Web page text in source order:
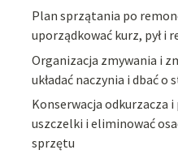
Plan sprzątania po
uporządkować kurz, pył i
Organizacja zmywania i
układać naczynia i dbać
Konserwacja odkurzacza
uszczelki i eliminować
sprzętu